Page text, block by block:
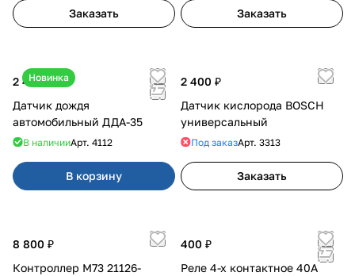
Заказать Заказать
Новинка
2 450 ₽
Датчик дождя
автомобильный ДДА-35
В наличииАрт. 4112
В корзину
2 400 ₽
Датчик кислорода BOSCH
универсальный
Под заказАрт. 3313
Заказать
8 800 ₽
Контроллер М73 21126-
400 ₽
Реле 4-х контактное 40А